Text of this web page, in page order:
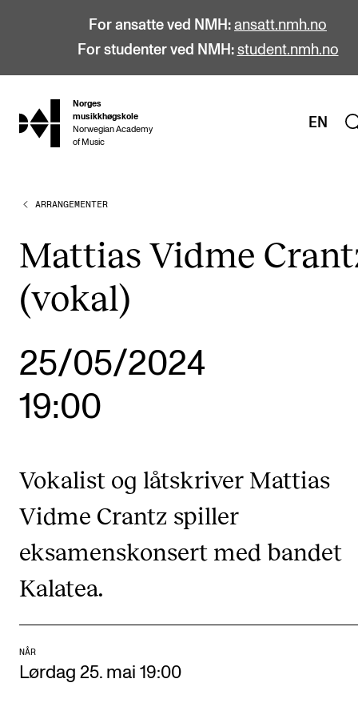
For ansatte ved NMH: ansatt.nmh.no
For studenter ved NMH: student.nmh.no
hjem
Norges
musikkhøgskole
Norwegian Academy
of Music
EN
STUDIER
Bachelor
Master
Årsstudium og videreutdanning
Talentutvikling
STUDENTLIV
Søknad og opptak
Biblioteket
Fagmiljøer
Salane våre
FORSKNING
ARRANGEMENTER
Mattias Vidme
(vokal)
25/05/2024
19:00
Vokalist og låtskriver Mattias
Vidme Crantz spiller
eksamenskonsert med bandet
Kalatea.
NÅR
Lørdag 25. mai 19:00